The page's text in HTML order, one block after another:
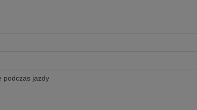
podczas jazdy